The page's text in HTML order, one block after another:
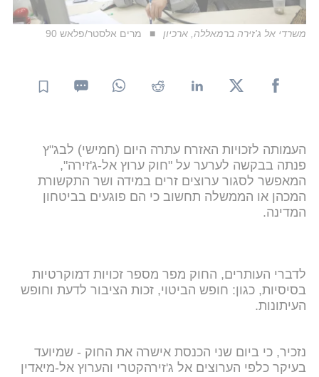
משרדי אל ג'זירה ברמאללה, ארכיון מרים אלסטר/פלאש 90
העמותה לזכויות האזרח עתרה היום (חמישי) לבג"ץ
פנתה בבקשה לערער על "חוק ערוץ אל-ג'זירה",
המאפשר לסגור ערוצים זרים במידה ושר התקשורת
המכהן או הממשלה תחשוב כי הם פוגעים בביטחון
המדינה.
לדברי העותרים, החוק מפר מספר זכויות דמוקרטיות
בסיסיות, כגון: חופש הביטוי, זכות הציבור לדעת וחופש
העיתונות.
נזכיר, כי ביום שני הכנסת אישרה את החוק - שמיועד
בעיקר כלפי הערוצים אל ג'זירהקטרי והערוץ אל-מיאדין